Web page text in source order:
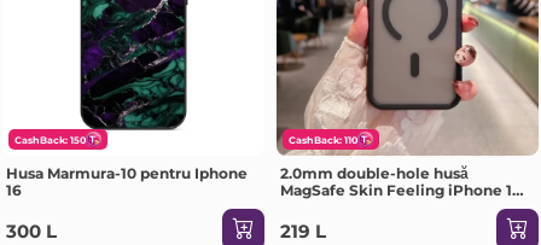
CashBack: 150
Husa Marmura-10 pentru Iphone
16
300 L
CashBack: 110
2.0mm double-hole husă
MagSafe Skin Feeling iPhone 17
219 L